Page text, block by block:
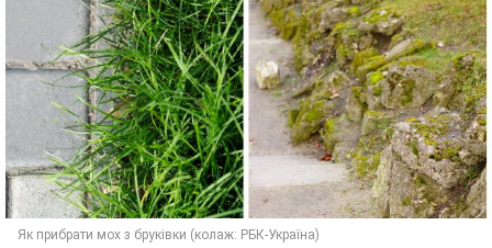
Як прибрати мох з бруківки (колаж: РБК-Україна)